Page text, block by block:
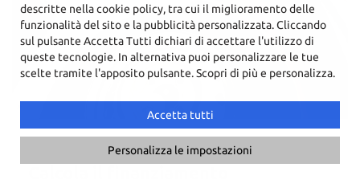
descritte nella cookie policy, tra cui il miglioramento delle
funzionalità del sito e la pubblicità personalizzata. Cliccando
sul pulsante Accetta Tutti dichiari di accettare l'utilizzo di
queste tecnologie. In alternativa puoi personalizzare le tue
scelte tramite l'apposito pulsante. Scopri di più e personalizza.
Accetta tutti
Personalizza le impostazioni